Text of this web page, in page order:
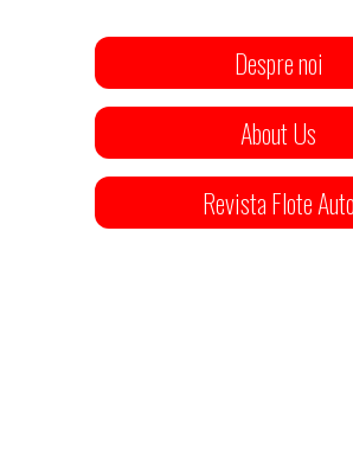
Despre noi
About Us
Revista Flote Auto